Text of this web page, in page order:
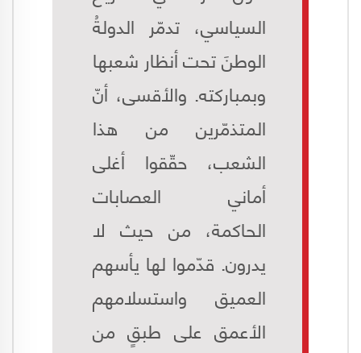
السياسي، تدمّر الدولةُ
الوطنَ تحت أنظار شعبها
وبمباركته. والأقسى، أنّ
المتذمّرين من هذا
الشعب، حقّقوا أغلى
أماني العصابات
الحاكمة، من حيث لا
يدرون. قدّموا لها يأسهم
العميق واستسلامهم
الأعمق على طبقٍ من